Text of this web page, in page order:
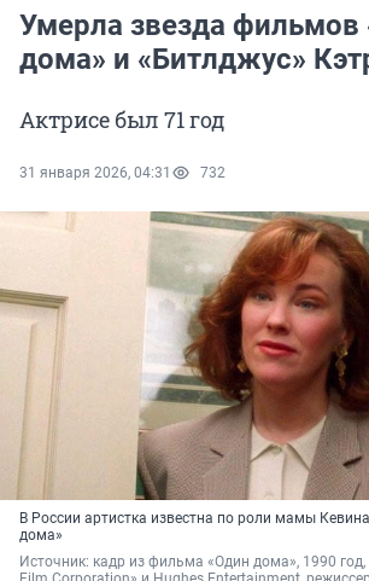
Умерла звезда фильмов
дома» и «Битлджус»
Актрисе был 71 год
31 января 2026, 04:31 732
В России артистка известна по роли мамы
дома»
Источник: кадр из фильма «Один дома», 1990 год,